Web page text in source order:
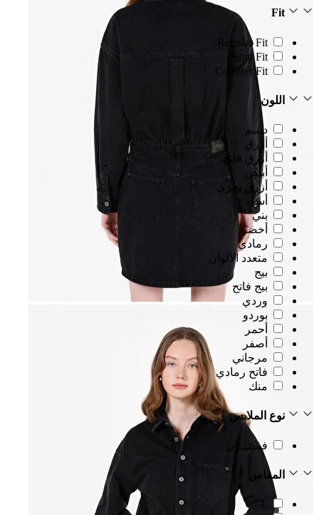
Fit
Regular Fit
Slim Fit
Comfort Fit
اللون
دينيم
أزرق
أزرق فاتح
أبيض
أزرق بحري
أسود
بني
أخضر
رمادي
متعدد الألوان
بيج
بيج فاتح
وردي
بوردو
أحمر
أصفر
مرجاني
فاتح رمادي
منك
نوع الملابس
فستـــان
المقاس